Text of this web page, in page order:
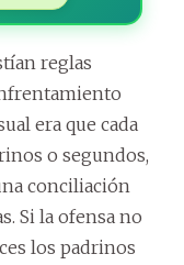
reglas
era que cada
o segundos,
conciliación
Si la ofensa no
los padrinos